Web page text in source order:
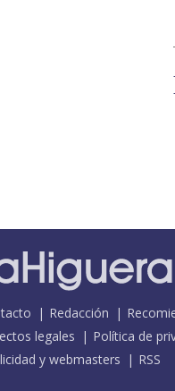
Redacción
legales
Política de
y webmasters
RSS